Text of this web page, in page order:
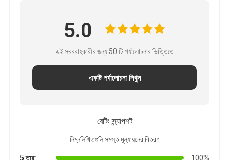
5.0
এই সরবরাহকারীর জন্য 50 টি পর্যালোচনার ভিত্তিতে
একটি পর্যালোচনা লিখুন
রেটিং স্ন্যাপশট
নিম্নলিখিতগুলি সমস্ত মূল্যায়নের বিতরণ
5 তারা
100%